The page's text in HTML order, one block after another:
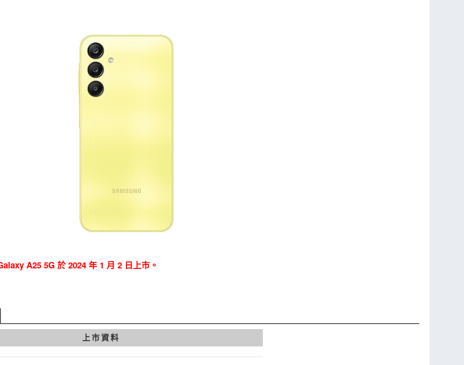
A25 5G 於 2024 年 1 月 2 日上市。
上市資料